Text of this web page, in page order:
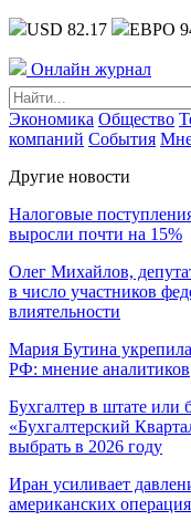
USD 82.17 ЕВРО
Онлайн журнал
Экономика Общество
компаний События
Другие новости
Налоговые
выросли почти на 15%
Олег Михайлов,
в число участников
влиятельности
Мария Бутина
РФ: мнение аналитиков
Бухгалтер в штате или
«Бухгалтерский
выбрать в 2026 году
Иран усиливает
американских